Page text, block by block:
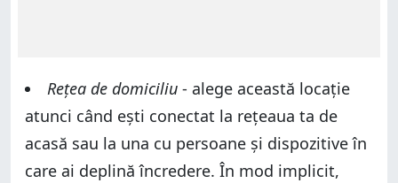
Rețea de domiciliu - alege această locație
atunci când ești conectat la rețeaua ta de
acasă sau la una cu persoane și dispozitive în
care ai deplină încredere. În mod implicit,